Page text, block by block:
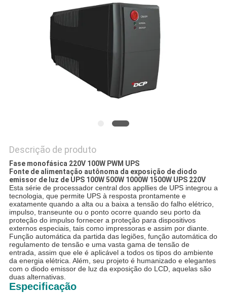
POLÍTICA
PRIVACIDADE
Descrição de produto
Fase monofásica 220V 100W PWM UPS
Fonte de alimentação autônoma da exposição de diodo
emissor de luz de UPS 100W 500W 1000W 1500W UPS 220V
Esta série de processador central dos appllies de UPS integrou a
tecnologia, que permite UPS à resposta prontamente e
exatamente quando a alta ou a baixa a tensão do falho elétrico,
impulso, transeunte ou o ponto ocorre quando seu porto da
proteção do impulso fornecer a proteção para dispositivos
externos especiais, tais como impressoras e assim por diante.
Função automática da partida das legiões, função automática do
regulamento de tensão e uma vasta gama de tensão de
entrada, assim que ele é aplicável a todos os tipos do ambiente
da energia elétrica. Além, seu projeto é humanizado e elegantes
com o diodo emissor de luz da exposição do LCD, aquelas são
duas alternativas.
Especificação